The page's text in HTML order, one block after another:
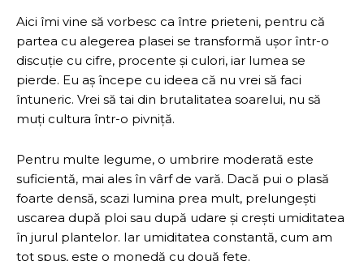
Aici îmi vine să vorbesc ca între prieteni, pentru că
partea cu alegerea plasei se transformă ușor într-o
discuție cu cifre, procente și culori, iar lumea se
pierde. Eu aș începe cu ideea că nu vrei să faci
întuneric. Vrei să tai din brutalitatea soarelui, nu să
muți cultura într-o pivniță.
Pentru multe legume, o umbrire moderată este
suficientă, mai ales în vârf de vară. Dacă pui o plasă
foarte densă, scazi lumina prea mult, prelungești
uscarea după ploi sau după udare și crești umiditatea
în jurul plantelor. Iar umiditatea constantă, cum am
tot spus, este o monedă cu două fețe.